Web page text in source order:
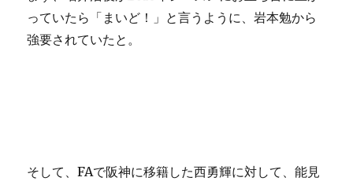
っていたら「まいど！」と言うように、岩本勉から
強要されていたと。
そして、FAで阪神に移籍した西勇輝に対して、能見